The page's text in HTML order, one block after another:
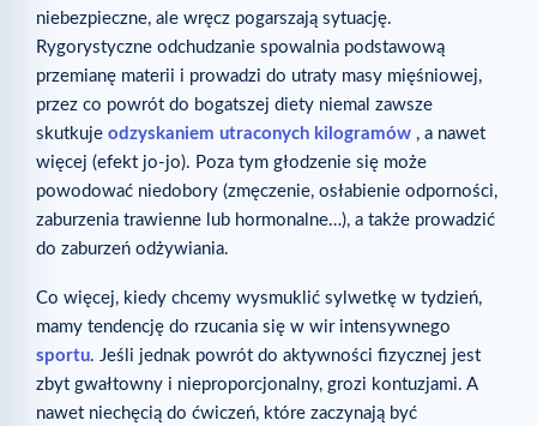
niebezpieczne, ale wręcz pogarszają sytuację.
Rygorystyczne odchudzanie spowalnia podstawową
przemianę materii i prowadzi do utraty masy mięśniowej,
przez co powrót do bogatszej diety niemal zawsze
skutkuje odzyskaniem utraconych kilogramów , a nawet
więcej (efekt jo-jo). Poza tym głodzenie się może
powodować niedobory (zmęczenie, osłabienie odporności,
zaburzenia trawienne lub hormonalne…), a także prowadzić
do zaburzeń odżywiania.
Co więcej, kiedy chcemy wysmuklić sylwetkę w tydzień,
mamy tendencję do rzucania się w wir intensywnego
sportu. Jeśli jednak powrót do aktywności fizycznej jest
zbyt gwałtowny i nieproporcjonalny, grozi kontuzjami. A
nawet niechęcią do ćwiczeń, które zaczynają być